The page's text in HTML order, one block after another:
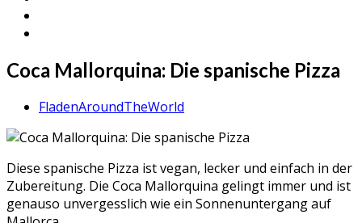
Coca Mallorquina: Die spanische Pizza
FladenAroundTheWorld
Diese spanische Pizza ist vegan, lecker und einfach in der
Zubereitung. Die Coca Mallorquina gelingt immer und ist
genauso unvergesslich wie ein Sonnenuntergang auf